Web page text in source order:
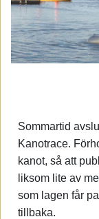
Sommartid
Kanotrace.
kanot, så att
liksom lite av
som lagen får
tillbaka.